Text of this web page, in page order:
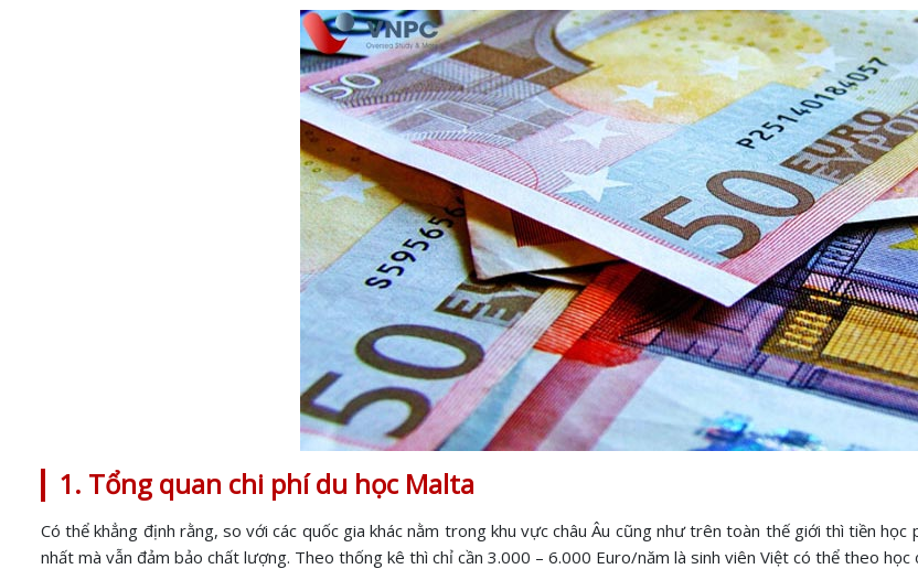
1. Tổng quan chi phí du học Malta
Có thể khẳng định rằng, so với các quốc gia khác nằm trong khu vực châu Âu cũng như trên toàn thế giới thì tiền
nhất mà vẫn đảm bảo chất lượng. Theo thống kê thì chỉ cần 3.000 – 6.000 Euro/năm là sinh viên Việt có thể theo